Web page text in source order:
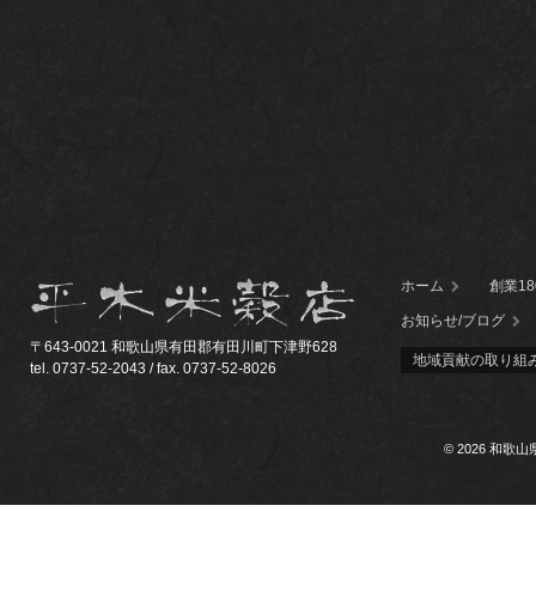
〒643-0021 和歌山県有田郡有田川町下津野628
tel. 0737-52-2043 / fax. 0737-52-8026
ホーム 創業
お知らせ/ブログ
地域貢献の取り組
© 2026 和歌山